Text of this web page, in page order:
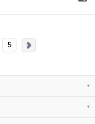
5